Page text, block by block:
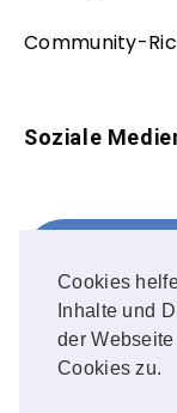
Cookies
Inhalte und
der
Cookies zu.
Community-
Soziale
FOLLOW ME!
OUR PHOTOS!